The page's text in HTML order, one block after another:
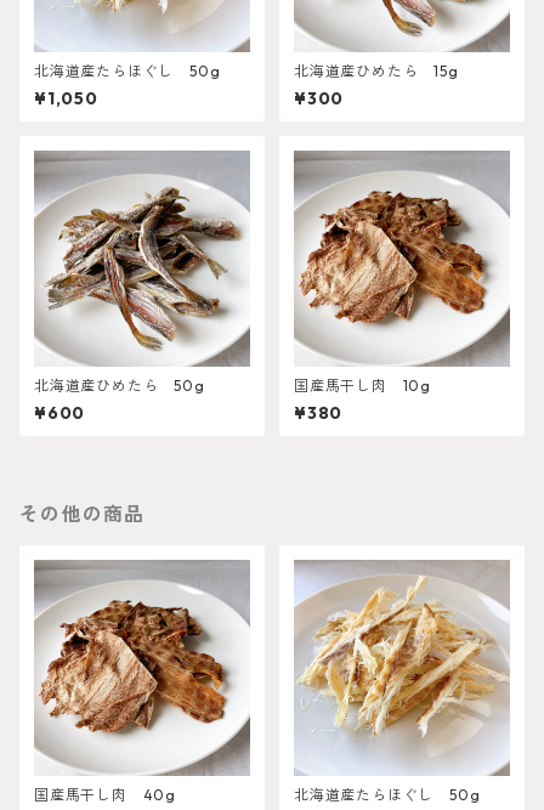
北海道産たらほぐし 50g
¥1,050
北海道産ひめたら 15g
¥300
北海道産ひめたら 50g
¥600
国産馬干し肉 10g
¥380
その他の商品
国産馬干し肉 40g 北海道産たらほぐし 50g